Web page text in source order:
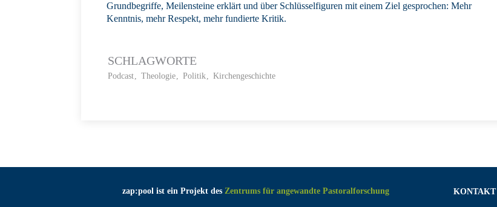
Grundbegriffe, Meilensteine erklärt und über Schlüsselfiguren mit einem Ziel gesprochen: Mehr
Kenntnis, mehr Respekt, mehr fundierte Kritik.
SCHLAGWORTE
Podcast Theologie Politik Kirchengeschichte
zap:pool ist ein Projekt des Zentrums für angewandte Pastoralforschung KONTAKT